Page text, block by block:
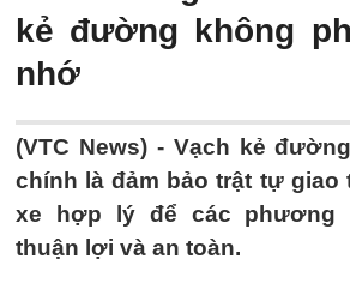
kẻ đường không
nhớ
(VTC News) - Vạch kẻ
chính là đảm bảo trật tự giao
xe hợp lý để các phương
thuận lợi và an toàn.